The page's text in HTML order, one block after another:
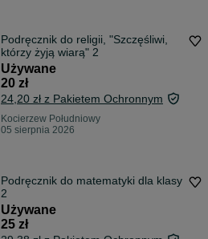
Podręcznik do religii, "Szczęśliwi,
którzy żyją wiarą" 2
Używane
20 zł
24,20 zł z Pakietem Ochronnym
Kocierzew Południowy
05 sierpnia 2026
Podręcznik do matematyki dla klasy
2
Używane
25 zł